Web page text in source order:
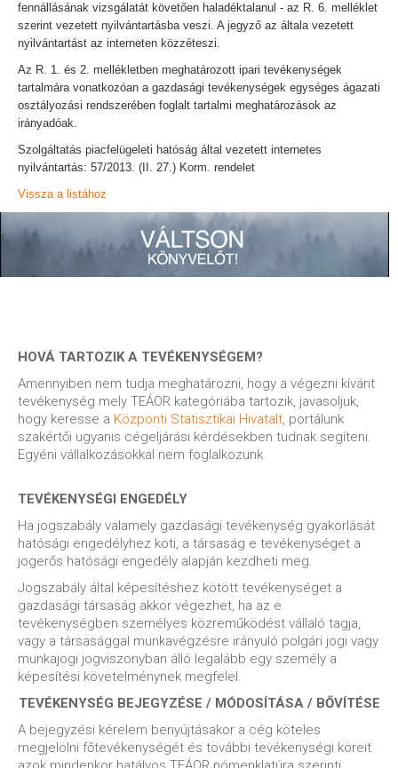
fennállásának vizsgálatát követően haladéktalanul - az R. 6. melléklet
szerint vezetett nyilvántartásba veszi. A jegyző az általa vezetett
nyilvántartást az interneten közzéteszi.
Az R. 1. és 2. mellékletben meghatározott ipari tevékenységek
tartalmára vonatkozóan a gazdasági tevékenységek egységes ágazati
osztályozási rendszerében foglalt tartalmi meghatározások az
irányadóak.
Szolgáltatás piacfelügeleti hatóság által vezetett internetes
nyilvántartás: 57/2013. (II. 27.) Korm. rendelet
Vissza a listához
HOVÁ TARTOZIK A TEVÉKENYSÉGEM?
Amennyiben nem tudja meghatározni, hogy a végezni kívánt
tevékenység mely TEÁOR kategóriába tartozik, javasoljuk,
hogy keresse a Központi Statisztikai Hivatalt , portálunk
szakértői ugyanis cégeljárási kérdésekben tudnak segíteni.
Egyéni vállalkozásokkal nem foglalkozunk.
TEVÉKENYSÉGI ENGEDÉLY
Ha jogszabály valamely gazdasági tevékenység gyakorlását
hatósági engedélyhez köti, a társaság e tevékenységet a
jogerős hatósági engedély alapján kezdheti meg.
Jogszabály által képesítéshez kötött tevékenységet a
gazdasági társaság akkor végezhet, ha az e
tevékenységben személyes közreműködést vállaló tagja,
vagy a társasággal munkavégzésre irányuló polgári jogi vagy
munkajogi jogviszonyban álló legalább egy személy a
képesítési követelménynek megfelel.
TEVÉKENYSÉG BEJEGYZÉSE / MÓDOSÍTÁSA / BŐVÍTÉSE
A bejegyzési kérelem benyújtásakor a cég köteles
megjelölni főtevékenységét és további tevékenységi köreit